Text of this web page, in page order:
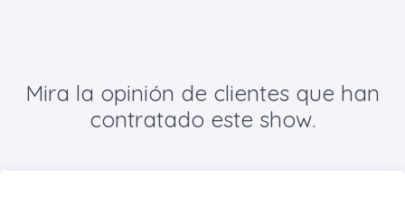
Mira la opinión de clientes que han
contratado este show.